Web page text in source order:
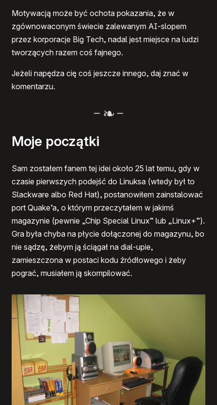
Motywacją może być ochota pokazania, że w
zgównowaconym świecie zalewanym AI-slopem
przez korporacje Big Tech, nadal jest miejsce na ludzi
tworzących razem coś fajnego.
Jeżeli napędza cię coś jeszcze innego, daj znać w
komentarzu.
– –
Moje początki
Sam zostałem fanem tej idei około 25 lat temu, gdy w
czasie pierwszych podejść do Linuksa (wtedy był to
Slackware albo Red Hat), postanowiłem zainstalować
port Quake’a, o którym przeczytałem w jakimś
magazynie (pewnie „Chip Special Linux” lub „Linux+”).
Gra była chyba na płycie dołączonej do magazynu, bo
nie sądzę, żebym ją ściągał na dial-upie,
zamieszczona w postaci kodu źródłowego i żeby
pograć, musiałem ją skompilować.